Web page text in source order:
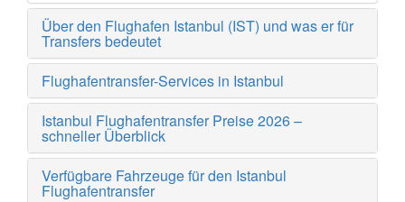
Über den Flughafen Istanbul (IST) und was er für
Transfers bedeutet
Flughafentransfer-Services in Istanbul
Istanbul Flughafentransfer Preise 2026 –
schneller Überblick
Verfügbare Fahrzeuge für den Istanbul
Flughafentransfer